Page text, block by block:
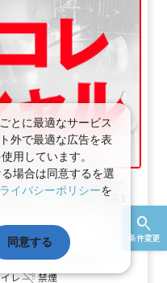
条件変更
スペシャル★首都圏 －
ミダブル）(1名～2名1
長さ195cm（1台）
レ 禁煙
とに最適なサービス
外で最適な広告を表
用しています。
場合は同意するを選
イバシーポリシーを
同意する